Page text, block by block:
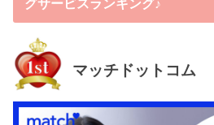
グサービスランキング♪
マッチドットコム